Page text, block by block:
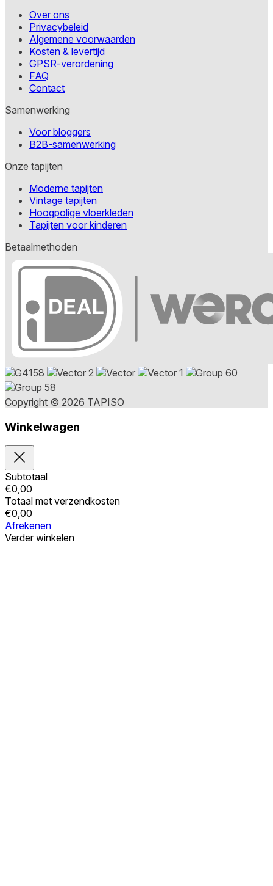
Over ons
Privacybeleid
Algemene voorwaarden
Kosten & levertijd
GPSR-verordening
FAQ
Contact
Samenwerking
Voor bloggers
B2B-samenwerking
Onze tapijten
Moderne tapijten
Vintage tapijten
Hoogpolige vloerkleden
Tapijten voor kinderen
Betaalmethoden
Copyright © 2026 TAPISO
Winkelwagen
Subtotaal
€0,00
Totaal met verzendkosten
€0,00
Afrekenen
Verder winkelen